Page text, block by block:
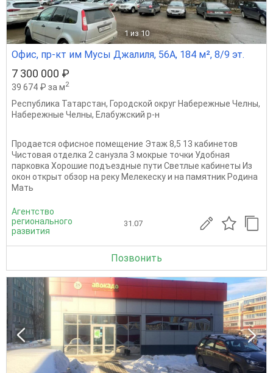
1 из 10
Офис, пр-кт им Мусы Джалиля, 56А, 184 м², 8/9 эт.
7 300 000 ₽
39 674 ₽ за м2
Республика Татарстан, Городской округ Набережные Челны,
Набережные Челны, Елабужский р-н
Продается офисное помещение Этаж 8,5 13 кабинетов
Чистовая отделка 2 санузла 3 мокрые точки Удобная
парковка Хорошие подъездные пути Светлые кабинеты Из
окон открыт обзор на реку Мелекеску и на памятник Родина
Мать
Агентство
регионального
развития
31.07
Позвонить